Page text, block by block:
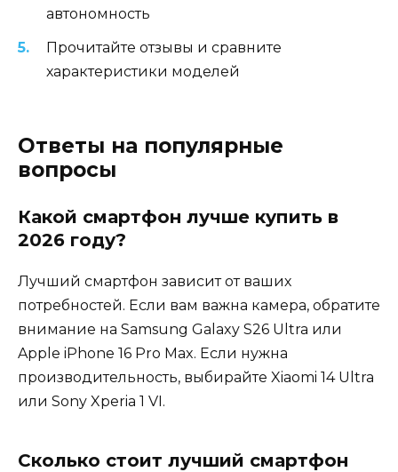
автономность
Прочитайте отзывы и сравните
характеристики моделей
Ответы на популярные
вопросы
Какой смартфон лучше купить в
2026 году?
Лучший смартфон зависит от ваших
потребностей. Если вам важна камера, обратите
внимание на Samsung Galaxy S26 Ultra или
Apple iPhone 16 Pro Max. Если нужна
производительность, выбирайте Xiaomi 14 Ultra
или Sony Xperia 1 VI.
Сколько стоит лучший смартфон